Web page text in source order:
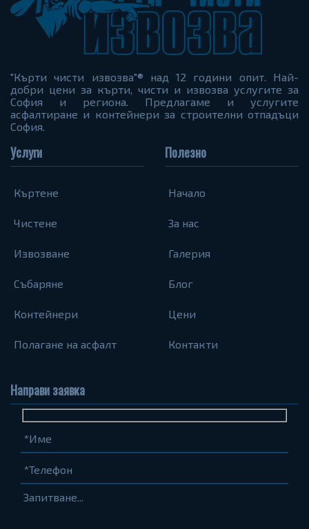
"Кърти чисти извозва"® над 12 години опит. Най-
добри цени за кърти, чисти и извозва услугите за
София и региона. Предлагаме и услугите
асфалтиране и контейнери за строителни отпадъци
София.
Услуги
Къртене
Чистене
Извозване
Събаряне
Контейнери
Полагане на асфалт
Полезно
Начало
За нас
Галерия
Блог
Цени
Контакти
Направи заявка
Име
(задължително)
Телефон
(задължително)
Запитване...